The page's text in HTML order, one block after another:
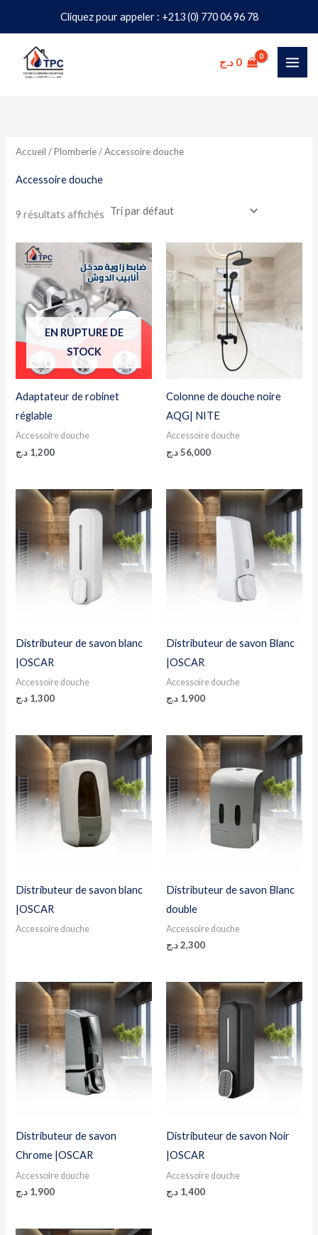
Cliquez pour appeler : +213 (0) 770 06 96 78
contenu
0 د.ج
Accueil /Plomberie/ Accessoire douche
Accessoire douche
9 résultats affichés
EN RUPTURE DE
STOCK
Adaptateur de robinet
réglable
Accessoire douche
1,200 د.ج
Colonne de douche noire
AQG| NITE
Accessoire douche
56,000د.ج
Distributeur de savon blanc
|OSCAR
Accessoire douche
1,300 د.ج
Distributeur de savon Blanc
|OSCAR
Accessoire douche
1,900 د.ج
Distributeur de savon blanc
|OSCAR
Accessoire douche
Distributeur de savon Blanc
double
Accessoire douche
2,300د.ج
Distributeur de savon
Chrome |OSCAR
Accessoire douche
1,900 د.ج
Distributeur de savon Noir
|OSCAR
Accessoire douche
1,400 د.ج